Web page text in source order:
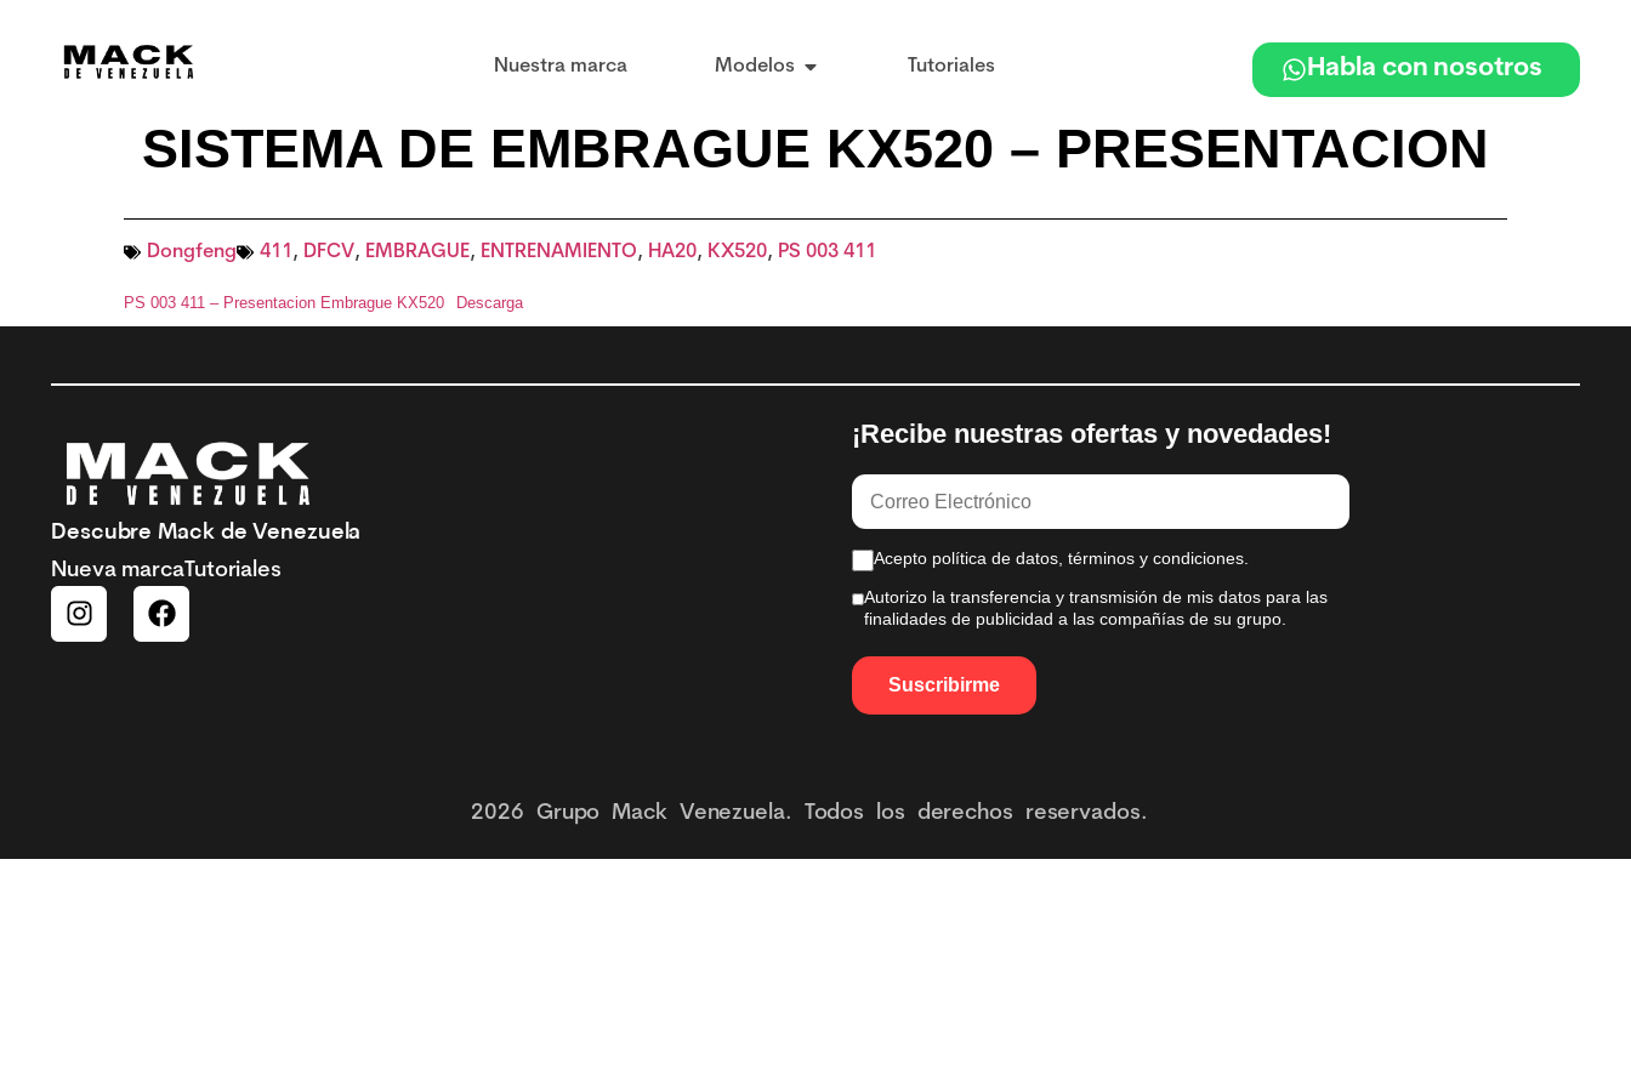
Nuestra marca Modelos Tutoriales Habla con nosotros
SISTEMA DE EMBRAGUE KX520 – PRESENTACION
Dongfeng 411 , DFCV, EMBRAGUE, ENTRENAMIENTO, HA20, KX520, PS 003 411
PS 003 411 – Presentacion Embrague KX520 Descarga
Descubre Mack de Venezuela
Nueva marcaTutoriales
¡Recibe nuestras ofertas y novedades!
Acepto política de datos, términos y condiciones.
Autorizo la transferencia y transmisión de mis datos para las
finalidades de publicidad a las compañías de su grupo.
2026 Grupo Mack Venezuela. Todos los derechos reservados.